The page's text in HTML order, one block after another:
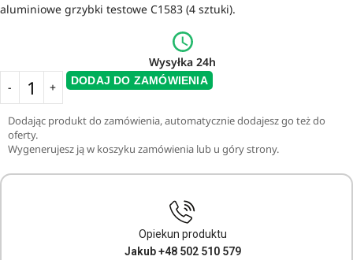
aluminiowe grzybki testowe C1583 (4 sztuki).
Wysyłka 24h
DODAJ DO ZAMÓWIENIA
Dodając produkt do zamówienia, automatycznie dodajesz go też do
oferty.
Wygenerujesz ją w koszyku zamówienia lub u góry strony.
Opiekun produktu
Jakub +48 502 510 579